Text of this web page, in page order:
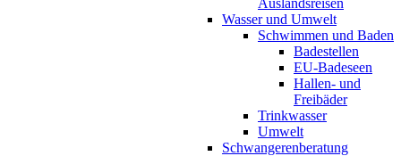
Auslandsreisen
Wasser und Umwelt
Schwimmen und Baden
Badestellen
EU-Badeseen
Hallen- und
Freibäder
Trinkwasser
Umwelt
Schwangerenberatung